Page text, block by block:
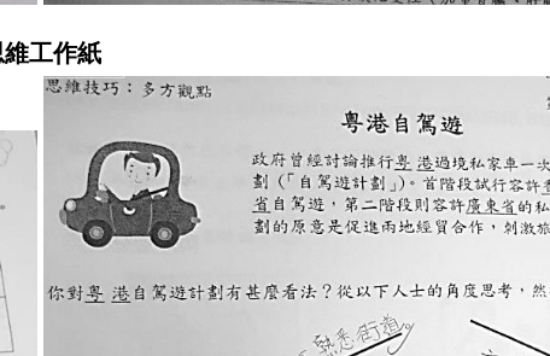
維工作紙